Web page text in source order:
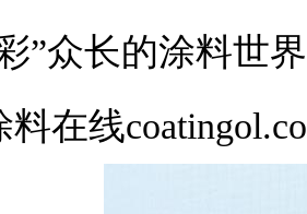
”众长的涂料世
料在线